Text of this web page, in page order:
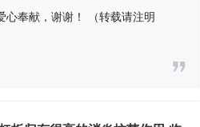
心奉献，谢谢！ （转载请注明